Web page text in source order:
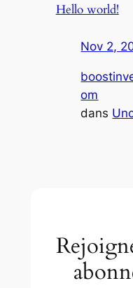
Hello world!
Nov 2,
om
dans